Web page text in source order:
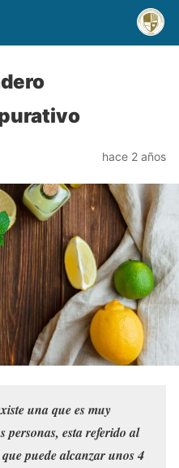
hace 2 años
una que es muy
personas, esta referido al
puede alcanzar unos 4